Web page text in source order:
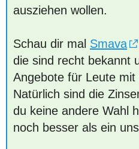
ausziehen wollen.
Schau dir mal Smava
die sind recht bekannt
Angebote für Leute
Natürlich sind die
du keine andere Wahl
noch besser als ein